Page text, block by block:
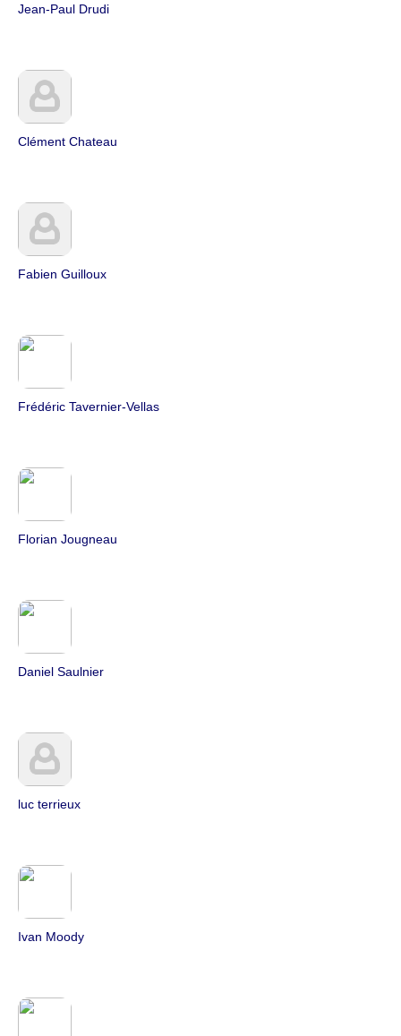
Jean-Paul Drudi
Clément Chateau
Fabien Guilloux
Frédéric Tavernier-Vellas
Florian Jougneau
Daniel Saulnier
luc terrieux
Ivan Moody